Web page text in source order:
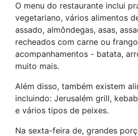
O menu do restaurante inclui
vegetariano, vários alimentos
assado, almôndegas, asas,
recheados com carne ou
acompanhamentos - batata,
muito mais.
Além disso, também existem
incluindo: Jerusalém grill,
e vários tipos de peixes.
Na sexta-feira de, grandes